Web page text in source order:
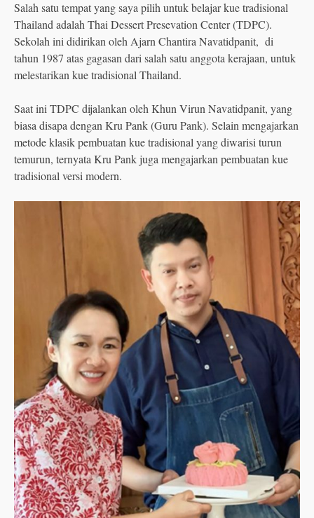
Salah satu tempat yang saya pilih untuk belajar kue tradisional
Thailand adalah Thai Dessert Presevation Center (TDPC).
Sekolah ini didirikan oleh Ajarn Chantira Navatidpanit, di
tahun 1987 atas gagasan dari salah satu anggota kerajaan, untuk
melestarikan kue tradisional Thailand.
Saat ini TDPC dijalankan oleh Khun Virun Navatidpanit, yang
biasa disapa dengan Kru Pank (Guru Pank). Selain mengajarkan
metode klasik pembuatan kue tradisional yang diwarisi turun
temurun, ternyata Kru Pank juga mengajarkan pembuatan kue
tradisional versi modern.